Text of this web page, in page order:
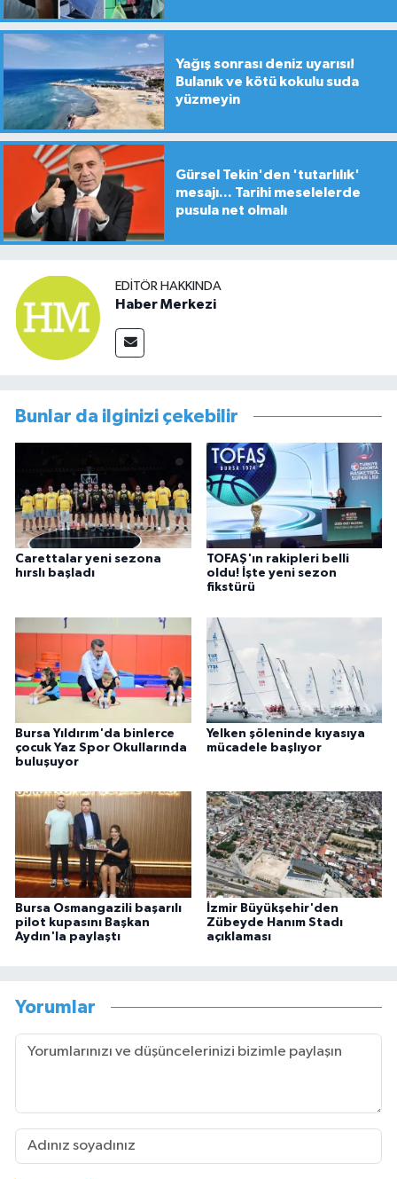
Yağış sonrası deniz uyarısı!
Bulanık ve kötü kokulu suda
yüzmeyin
Gürsel Tekin'den 'tutarlılık'
mesajı... Tarihi meselelerde
pusula net olmalı
EDITÖR HAKKINDA
Haber Merkezi
Bunlar da ilginizi çekebilir
Carettalar yeni sezona
hırslı başladı
TOFAŞ'ın rakipleri belli
oldu! İşte yeni sezon
fikstürü
Bursa Yıldırım'da binlerce
çocuk Yaz Spor Okullarında
buluşuyor
Yelken şöleninde kıyasıya
mücadele başlıyor
Bursa Osmangazili başarılı
pilot kupasını Başkan
Aydın'la paylaştı
İzmir Büyükşehir'den
Zübeyde Hanım Stadı
açıklaması
Yorumlar